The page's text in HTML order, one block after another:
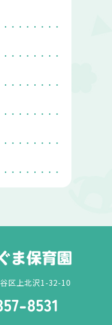
区上北沢1-32-10